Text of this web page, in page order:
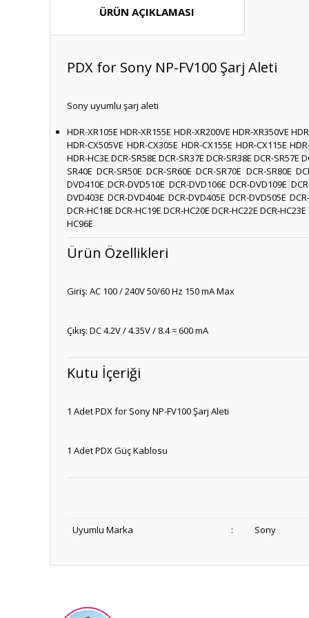
ÜRÜN AÇIKLAMASI
PDX for Sony NP-FV100 Şarj Aleti
Sony uyumlu şarj aleti
HDR-XR105E HDR-XR155E HDR-XR200VE HDR-XR350VE
HDR-CX505VE HDR-CX305E HDR-CX155E HDR-CX115E
HDR-HC3E DCR-SR58E DCR-SR37E DCR-SR38E DCR-SR57E
SR40E DCR-SR50E DCR-SR60E DCR-SR70E DCR-SR80E
DVD410E DCR-DVD510E DCR-DVD106E DCR-DVD109E
DVD403E DCR-DVD404E DCR-DVD405E DCR-DVD505E
DCR-HC18E DCR-HC19E DCR-HC20E DCR-HC22E DCR-
HC96E
Ürün Özellikleri
Giriş: AC 100 / 240V 50/60 Hz 150 mA Max
Çıkış: DC 4.2V / 4.35V / 8.4 = 600 mA
Kutu İçeriği
1 Adet PDX for Sony NP-FV100 Şarj Aleti
1 Adet PDX Güç Kablosu
Uyumlu Marka : Sony